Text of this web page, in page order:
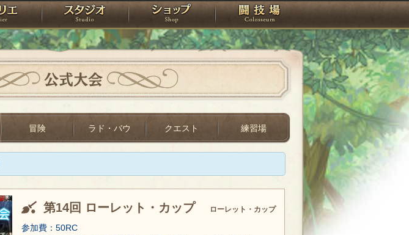
アトリエ スタジオ ショップ 闘技場
公式大会
冒険 ラド・バウ クエスト 練習場
第14回 ローレット・カップ ローレット・カップ
参加費：50RC